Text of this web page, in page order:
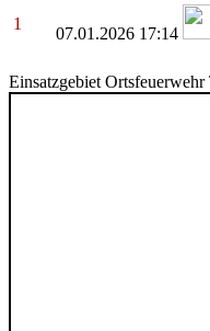
1
07.01.2026 17:14
Einsatzgebiet Ortsfeuerwehr